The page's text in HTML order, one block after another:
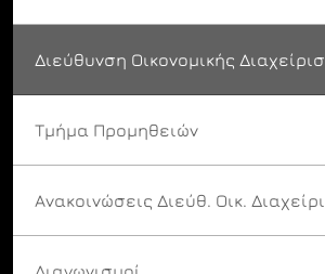
Διεύθυνση Οικονομικής
Τμήμα Προμηθειών
Ανακοινώσεις Διεύθ. Οικ.